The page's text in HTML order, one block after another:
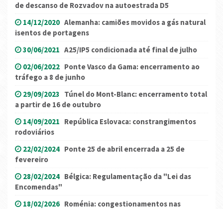
de descanso de Rozvadov na autoestrada D5
14/12/2020 Alemanha: camiões movidos a gás natural
isentos de portagens
30/06/2021 A25/IP5 condicionada até final de julho
02/06/2022 Ponte Vasco da Gama: encerramento ao
tráfego a 8 de junho
29/09/2023 Túnel do Mont-Blanc: encerramento total
a partir de 16 de outubro
14/09/2021 República Eslovaca: constrangimentos
rodoviários
22/02/2024 Ponte 25 de abril encerrada a 25 de
fevereiro
28/02/2024 Bélgica: Regulamentação da "Lei das
Encomendas"
18/02/2026 Roménia: congestionamentos nas